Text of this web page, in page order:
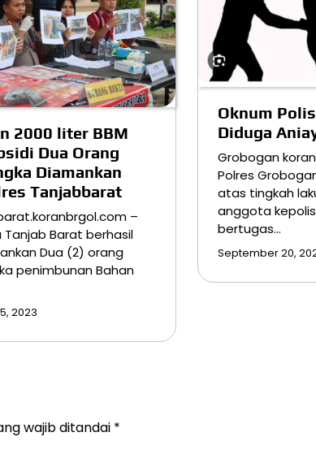
2000 liter BBM
Dua Orang
Diamankan
Tanjabbarat
–
Tanjab Barat berhasil
Dua (2) orang
penimbunan Bahan
2023
Oknum
Diduga
Grobogan
Polres
atas tingkah
anggota
bertugas…
September 20,
wajib ditandai *